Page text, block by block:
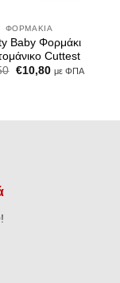
ΦΟΡΜΆΚΙΑ
Baby Φορμάκι
Cuttest
Original
€10,80Ημε ΦΠΑ